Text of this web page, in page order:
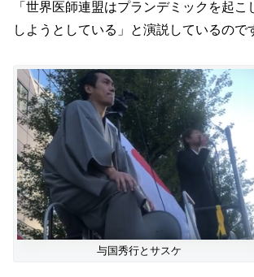
「世界医師連盟はプランデミックを起
しようとしている」と演説しているので
与国秀行とサスケ